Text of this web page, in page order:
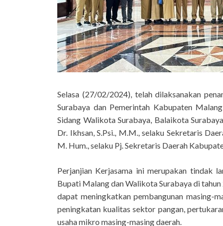
Selasa (27/02/2024), telah dilaksanakan
Surabaya dan Pemerintah Kabupaten
Sidang Walikota Surabaya, Balaikota
Dr. Ikhsan, S.Psi., M.M., selaku Sekretaris
M. Hum., selaku Pj. Sekretaris Daerah
Perjanjian Kerjasama ini merupakan tindak
Bupati Malang dan Walikota Surabaya di
dapat meningkatkan pembangunan masing-
peningkatan kualitas sektor pangan,
usaha mikro masing-masing daerah.